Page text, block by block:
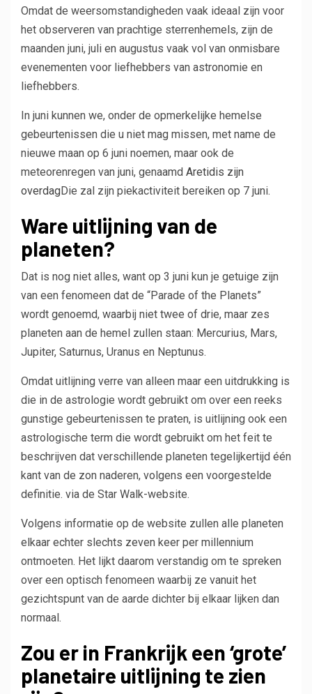
Omdat de weersomstandigheden vaak ideaal zijn voor
het observeren van prachtige sterrenhemels, zijn de
maanden juni, juli en augustus vaak vol van onmisbare
evenementen voor liefhebbers van astronomie en
liefhebbers.
In juni kunnen we, onder de opmerkelijke hemelse
gebeurtenissen die u niet mag missen, met name de
nieuwe maan op 6 juni noemen, maar ook de
meteorenregen van juni, genaamd Aretidis zijn
overdagDie zal zijn piekactiviteit bereiken op 7 juni.
Ware uitlijning van de
planeten?
Dat is nog niet alles, want op 3 juni kun je getuige zijn
van een fenomeen dat de “Parade of the Planets”
wordt genoemd, waarbij niet twee of drie, maar zes
planeten aan de hemel zullen staan: Mercurius, Mars,
Jupiter, Saturnus, Uranus en Neptunus.
Omdat uitlijning verre van alleen maar een uitdrukking is
die in de astrologie wordt gebruikt om over een reeks
gunstige gebeurtenissen te praten, is uitlijning ook een
astrologische term die wordt gebruikt om het feit te
beschrijven dat verschillende planeten tegelijkertijd één
kant van de zon naderen, volgens een voorgestelde
definitie. via de Star Walk-website.
Volgens informatie op de website zullen alle planeten
elkaar echter slechts zeven keer per millennium
ontmoeten. Het lijkt daarom verstandig om te spreken
over een optisch fenomeen waarbij ze vanuit het
gezichtspunt van de aarde dichter bij elkaar lijken dan
normaal.
Zou er in Frankrijk een ‘grote’
planetaire uitlijning te zien